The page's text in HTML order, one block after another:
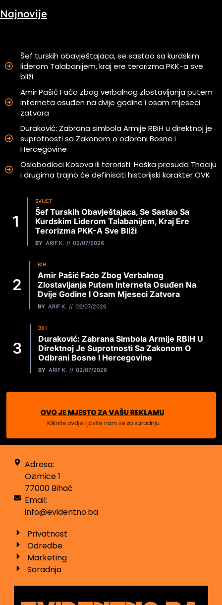
Najnovije
Šef turskih obavještajaca, se sastao sa kurdskim
liderom Talabanijem, kraj ere terorizma PKK-a sve
bliži
Amir Pašić Faćo zbog verbalnog zlostavljanja putem
interneta osuđen na dvije godine i osam mjeseci
zatvora
Duraković: Zabrana simbola Armije RBiH u direktnoj je
suprotnosti sa Zakonom o odbrani Bosne i
Hercegovine
Oslobodioci Kosova ili teroristi: Haška presuda Thaciju
i drugima trajno će definisati historijski karakter OVK
SVIJET
Šef Turskih Obavještajaca, Se Sastao Sa
Kurdskim Liderom Talabanijem, Kraj Ere
Terorizma PKK-A Sve Bliži
BY ARIF K. 02/07/2026
BIH
Amir Pašić Faćo Zbog Verbalnog
Zlostavljanja Putem Interneta Osuđen Na
Dvije Godine I Osam Mjeseci Zatvora
BY ARIF K. 02/07/2026
BIH
Duraković: Zabrana Simbola Armije RBiH U
Direktnoj Je Suprotnosti Sa Zakonom O
Odbrani Bosne I Hercegovine
BY ARIF K. 02/07/2026
Adresa:
Ozimice 1
77000 Bihać
Email:
info@evidentno.ba
Privatnost
Odredbe
Marketing
Saradnja